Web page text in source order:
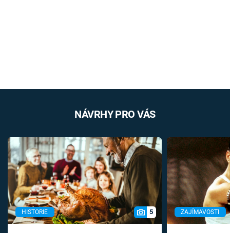
NÁVRHY PRO VÁS
HISTORIE 5 ZAJÍMAVOSTI